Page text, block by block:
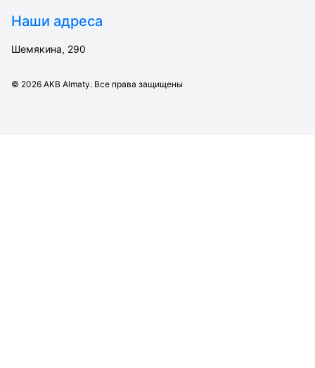
Наши адреса
Шемякина, 290
© 2026 AKB Almaty. Все права защищены